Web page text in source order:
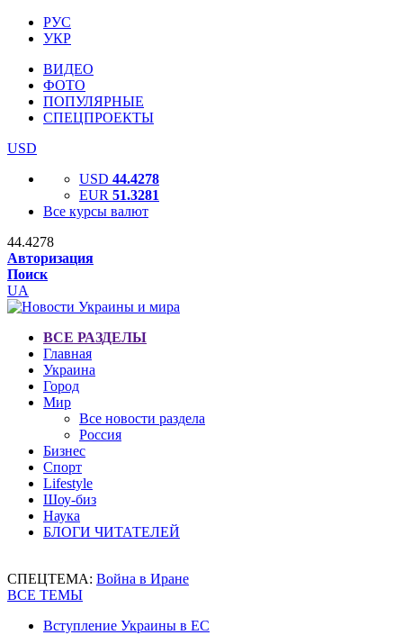
РУС
УКР
ВИДЕО
ФОТО
ПОПУЛЯРНЫЕ
СПЕЦПРОЕКТЫ
USD
USD 44.4278
EUR 51.3281
Все курсы валют
44.4278
Авторизация
Поиск
UA
ВСЕ РАЗДЕЛЫ
Главная
Украина
Город
Мир
Все новости раздела
Россия
Бизнес
Спорт
Lifestyle
Шоу-биз
Наука
БЛОГИ ЧИТАТЕЛЕЙ
СПЕЦТЕМА: Война в Иране
ВСЕ ТЕМЫ
Вступление Украины в ЕС